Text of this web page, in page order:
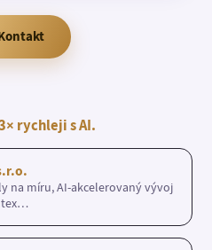
rychleji s AI.
na míru, AI-akcelerovaný vývoj